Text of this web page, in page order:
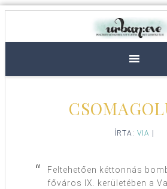
ÍRTA: VIA
Feltehetően kéttonnás
főváros IX. kerületében a